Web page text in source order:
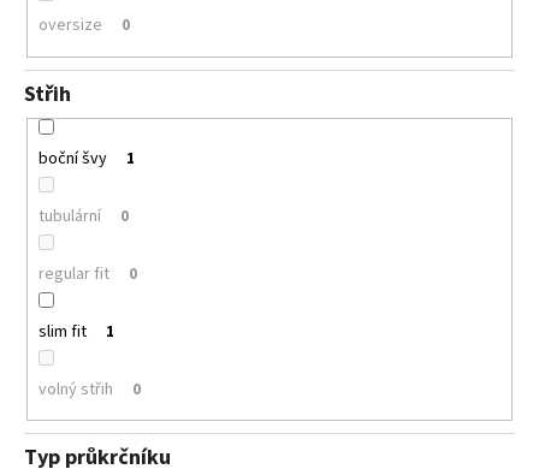
oversize 0
Střih
boční švy 1
tubulární 0
regular fit 0
slim fit 1
volný střih 0
Typ průkrčníku